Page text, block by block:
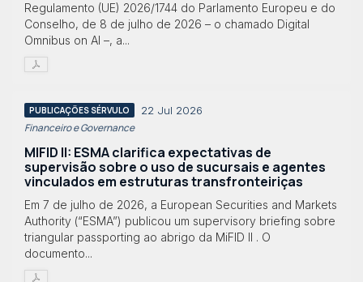
Regulamento (UE) 2026/1744 do Parlamento Europeu e do
Conselho, de 8 de julho de 2026 – o chamado Digital
Omnibus on AI –, a...
PUBLICAÇÕES SÉRVULO 22 Jul 2026
Financeiro e Governance
MIFID II: ESMA clarifica expectativas de
supervisão sobre o uso de sucursais e agentes
vinculados em estruturas transfronteiriças
Em 7 de julho de 2026, a European Securities and Markets
Authority (“ESMA”) publicou um supervisory briefing sobre
triangular passporting ao abrigo da MiFID II . O
documento...